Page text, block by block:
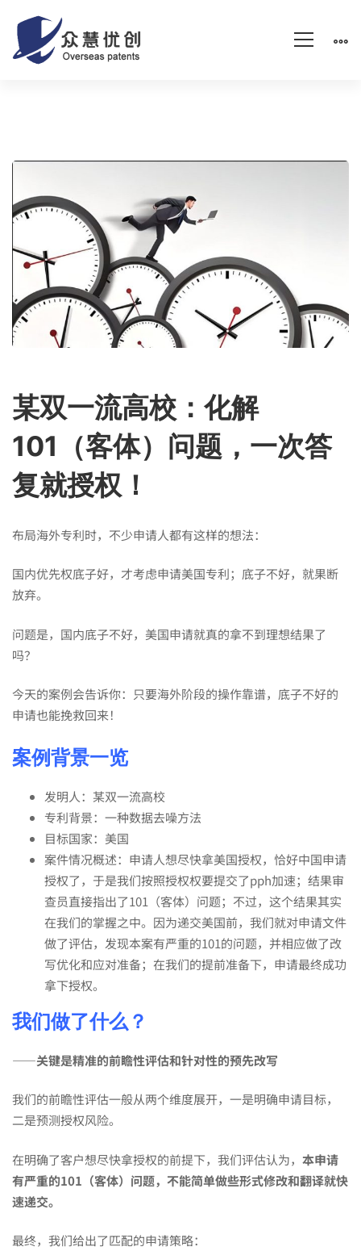
某
双
一
流
高
校：
解
101（客
体）
问
题，
一
次
答
复
就
授
权！
某双一流高校：化解
101（客体）问题，一次答
复就授权！
布局海外专利时，不少申请人都有这样的想法：
国内优先权底子好，才考虑申请美国专利；底子不好，就果断
放弃。
问题是，国内底子不好，美国申请就真的拿不到理想结果了
吗？
今天的案例会告诉你：只要海外阶段的操作靠谱，底子不好的
申请也能挽救回来！
案例背景一览
发明人：某双一流高校
专利背景：一种数据去噪方法
目标国家：美国
案件情况概述：申请人想尽快拿美国授权，恰好中国申请
授权了，于是我们按照授权权要提交了pph加速；结果审
查员直接指出了101（客体）问题；不过，这个结果其实
在我们的掌握之中。因为递交美国前，我们就对申请文件
做了评估，发现本案有严重的101的问题，并相应做了改
写优化和应对准备；在我们的提前准备下，申请最终成功
拿下授权。
我们做了什么？
——关键是精准的前瞻性评估和针对性的预先改写
我们的前瞻性评估一般从两个维度展开，一是明确申请目标，
二是预测授权风险。
在明确了客户想尽快拿授权的前提下，我们评估认为， 本申请
有严重的101（客体）问题，不能简单做些形式修改和翻译就快
速递交。
最终，我们给出了匹配的申请策略：